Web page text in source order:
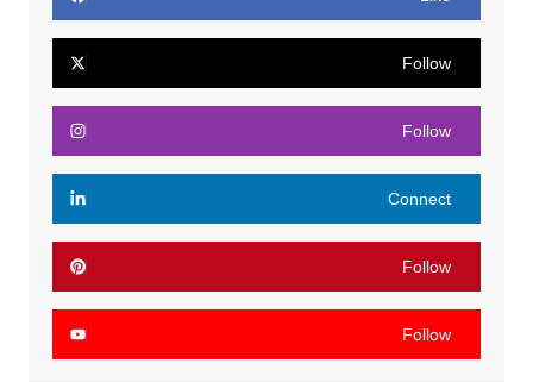
Follow
Follow
Connect
Follow
Follow